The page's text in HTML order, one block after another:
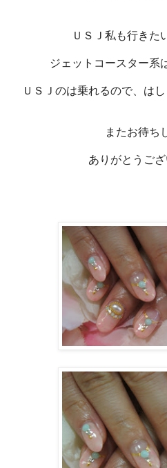
ＵＳＪ私も行きた
ジェットコースター系
ＵＳＪのは乗れるので、は
またお待ち
ありがとうご